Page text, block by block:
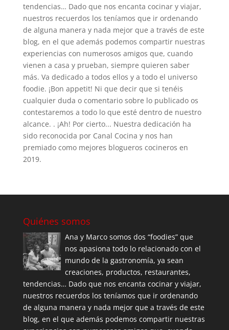
tendencias… Dado que nos encanta cocinar y viajar,
nuestros recuerdos los teníamos que ir ordenando
de alguna manera y nada mejor que a través de este
blog, en el que además podemos compartir nuestras
experiencias con numerosos amigos que, cuando
vienen a casa y prueban, siempre quieren saber
más. Va dedicado a todos ellos y a todo el universo
foodie. ¡Bon appetit! Ni que decir que si tenéis
cualquier duda o comentario sobre lo publicado os
contestaremos a todo lo que esté dentro de nuestro
alcance. . ¡Ah! Por cierto... Nuestra dedicación ha
sido reconocida por Canal Cocina y nos han
premiado como mejores blogueros cocineros en
2019.
Quiénes somos
Ana y Marco somos dos “foodies” que
nos apasiona todo lo relacionado con el
mundo de la gastronomía, ya sean
creaciones, productos, restaurantes,
tendencias… Dado que nos encanta cocinar y viajar,
nuestros recuerdos los teníamos que ir ordenando
de alguna manera y nada mejor que a través de este
blog, en el que además podemos compartir nuestras